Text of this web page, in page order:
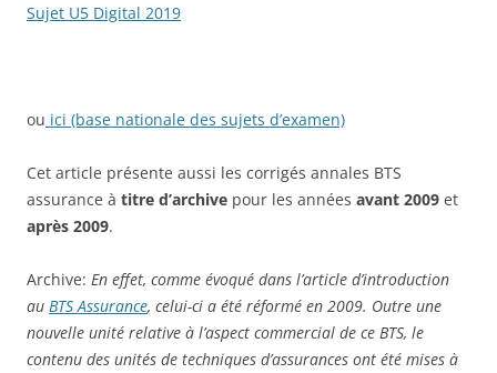
Sujet U5 Digital 2019
ou ici (base nationale des sujets d’examen)
Cet article présente aussi les corrigés annales BTS
assurance à titre d’archive pour les années avant 2009 et
après 2009.
Archive: En effet, comme évoqué dans l’article d’introduction
au BTS Assurance, celui-ci a été réformé en 2009. Outre une
nouvelle unité relative à l’aspect commercial de ce BTS, le
contenu des unités de techniques d’assurances ont été mises à